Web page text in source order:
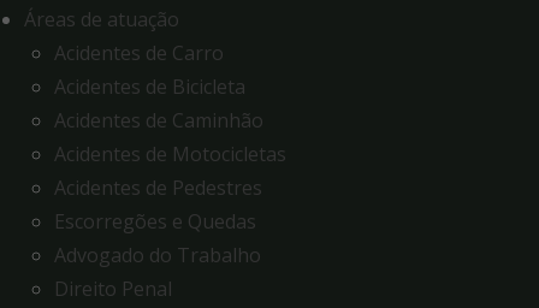
Áreas de atuação
Acidentes de Carro
Acidentes de Bicicleta
Acidentes de Caminhão
Acidentes de Motocicletas
Acidentes de Pedestres
Escorregões e Quedas
Advogado do Trabalho
Direito Penal